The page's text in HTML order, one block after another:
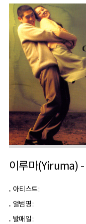
이루마(Yiruma)
아티스트 :
앨범명 :
발매일 :